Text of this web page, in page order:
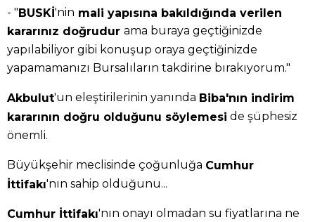
- "BUSKİ'nin mali yapısına bakıldığında verilen
kararınız doğrudur ama buraya geçtiğinizde
yapılabiliyor gibi konuşup oraya geçtiğinizde
yapamamanızı Bursalıların takdirine bırakıyorum."
Akbulut'un eleştirilerinin yanında Biba'nın indirim
kararının doğru olduğunu söylemesi de şüphesiz
önemli.
Büyükşehir meclisinde çoğunluğa Cumhur
İttifakı'nın sahip olduğunu...
Cumhur İttifakı'nın onayı olmadan su fiyatlarına ne